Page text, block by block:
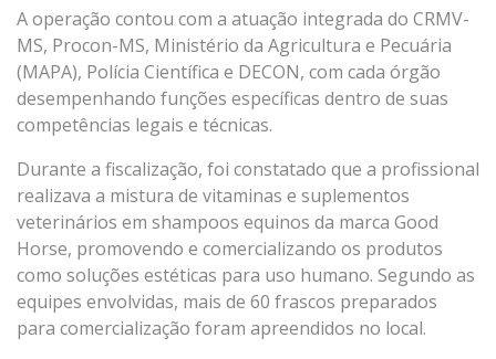
A operação contou com a atuação integrada do CRMV-
MS, Procon-MS, Ministério da Agricultura e Pecuária
(MAPA), Polícia Científica e DECON, com cada órgão
desempenhando funções específicas dentro de suas
competências legais e técnicas.
Durante a fiscalização, foi constatado que a profissional
realizava a mistura de vitaminas e suplementos
veterinários em shampoos equinos da marca Good
Horse, promovendo e comercializando os produtos
como soluções estéticas para uso humano. Segundo as
equipes envolvidas, mais de 60 frascos preparados
para comercialização foram apreendidos no local.